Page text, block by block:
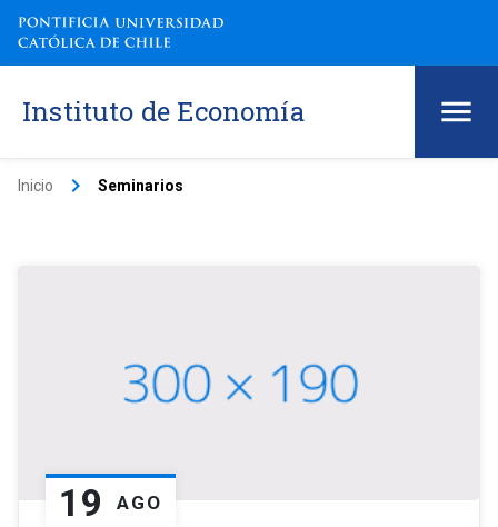
Instituto de Economía
Inicio keyboard_arrow_right Seminarios
19 AGO